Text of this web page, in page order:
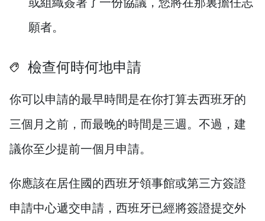
願者。
檢查何時何地申請
你可以申請的最早時間是在你打算去西班牙的
三個月之前，而最晚的時間是三週。不過，建
議你至少提前一個月申請。
你應該在居住國的西班牙領事館或第三方簽證
申請中心遞交申請，西班牙已經將簽證提交外